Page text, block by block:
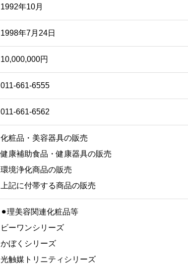
1992年10月
1998年7月24日
10,000,000円
011-661-6555
011-661-6562
化粧品・美容器具の販売
健康補助食品・健康器具の販売
環境浄化商品の販売
上記に付帯する商品の販売
⚫︎理美容関連化粧品等
ビーワンシリーズ
かぼくシリーズ
光触媒トリニティシリーズ